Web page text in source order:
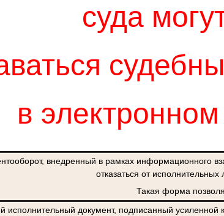
суда
в
внедренный в рамках информационного
отказаться от
Такая форма
исполнительный документ, подписанный